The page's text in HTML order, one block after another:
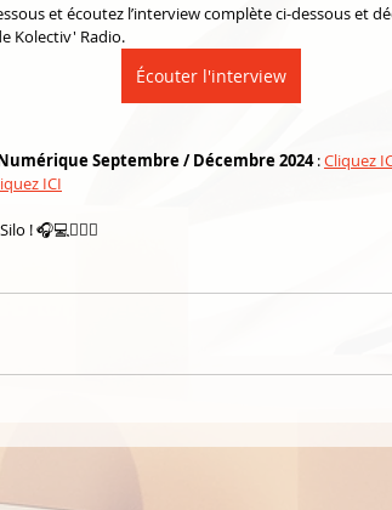
et écoutez l’interview complète ci-dessous et
Kolectiv' Radio.
Écouter l'interview
Septembre / Décembre 2024 : Cliquez
ICI
! 🎧💻🧗🏻‍♂️